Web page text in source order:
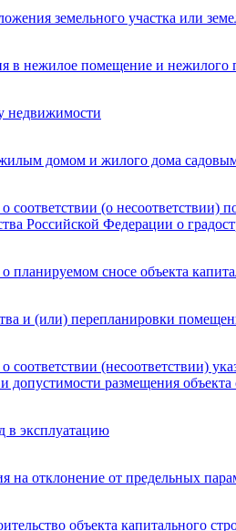
земельного участка или
в нежилое помещение и
недвижимости
домом и жилого дома
соответствии (о
Российской Федерации о
планируемом сносе объекта
и (или) перепланировки
соответствии (несоответствии)
допустимости размещения объекта
в эксплуатацию
на отклонение от предельных
объекта капитального